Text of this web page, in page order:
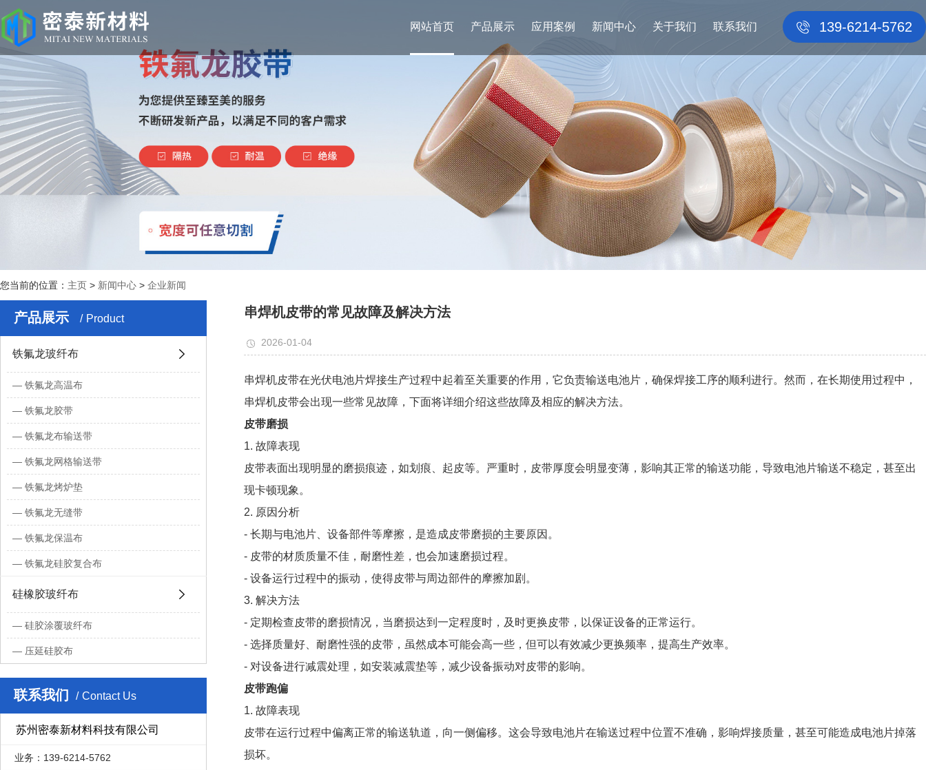
139-6214-5762
网站首页 产品展示 应用案例 新闻中心 关于我们 联系我们
您当前的位置： 主页 > 新闻中心 > 企业新闻
产品展示 Product
铁氟龙玻纤布
铁氟龙高温布
铁氟龙胶带
铁氟龙布输送带
铁氟龙网格输送带
铁氟龙烤炉垫
铁氟龙无缝带
铁氟龙保温布
铁氟龙硅胶复合布
硅橡胶玻纤布
硅胶涂覆玻纤布
压延硅胶布
联系我们 Contact Us
苏州密泰新材料科技有限公司
业务：139-6214-5762
串焊机皮带的常见故障及解决方法
2026-01-04
串焊机皮带在光伏电池片焊接生产过程中起着至关重要的作用，它负责输送电池片，确保焊接工序的顺利进行。然而，在长期使用过程中，
串焊机皮带会出现一些常见故障，下面将详细介绍这些故障及相应的解决方法。
皮带磨损
1. 故障表现
皮带表面出现明显的磨损痕迹，如划痕、起皮等。严重时，皮带厚度会明显变薄，影响其正常的输送功能，导致电池片输送不稳定，甚至出
现卡顿现象。
2. 原因分析
- 长期与电池片、设备部件等摩擦，是造成皮带磨损的主要原因。
- 皮带的材质质量不佳，耐磨性差，也会加速磨损过程。
- 设备运行过程中的振动，使得皮带与周边部件的摩擦加剧。
3. 解决方法
- 定期检查皮带的磨损情况，当磨损达到一定程度时，及时更换皮带，以保证设备的正常运行。
- 选择质量好、耐磨性强的皮带，虽然成本可能会高一些，但可以有效减少更换频率，提高生产效率。
- 对设备进行减震处理，如安装减震垫等，减少设备振动对皮带的影响。
皮带跑偏
1. 故障表现
皮带在运行过程中偏离正常的输送轨道，向一侧偏移。这会导致电池片在输送过程中位置不准确，影响焊接质量，甚至可能造成电池片掉落
损坏。